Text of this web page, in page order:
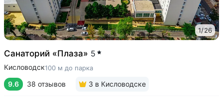
1/26
Санаторий «Плаза» 5
Кисловодск100 м до парка
9.6 38 отзывов 3 в Кисловодске